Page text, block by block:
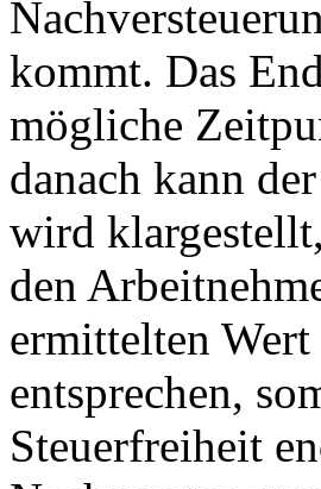
kommt. Das
mögliche
danach kann
wird
den
ermittelten
entsprechen,
Steuerfreiheit